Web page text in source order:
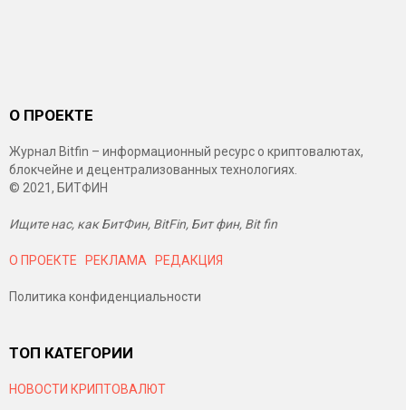
О ПРОЕКТЕ
Журнал Bitfin – информационный ресурс о криптовалютах,
блокчейне и децентрализованных технологиях.
© 2021, БИТФИН
Ищите нас, как БитФин, BitFin, Бит фин, Bit fin
О ПРОЕКТЕ РЕКЛАМА РЕДАКЦИЯ
Политика конфиденциальности
ТОП КАТЕГОРИИ
НОВОСТИ КРИПТОВАЛЮТ